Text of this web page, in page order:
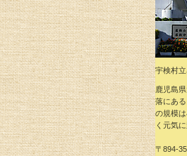
宇検村
鹿児島
落にあ
の規模
く元気に
〒894-